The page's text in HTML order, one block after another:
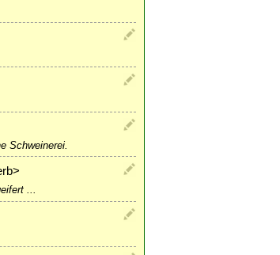
Schweinerei.
...